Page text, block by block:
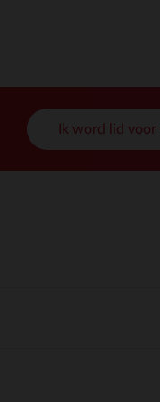
Ik word lid voor